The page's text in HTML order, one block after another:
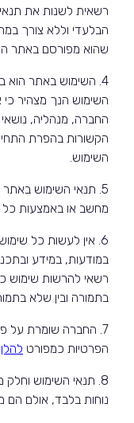
רשאית לשנות את
הבלעדי וללא צורך
שהוא מפורסם באתר
4. השימוש באתר
השימוש הנך מצהיר
החברה, מנהליה,
הקשורות בהפרת
השימוש.
5. תנאי השימוש
מחשב או באמצעות
6. אין לעשות כל
במודעות, במידע
רשאי להרשות שימוש
בתמורה ובין שלא
7. החברה שומרת על
הפרטיות כמפורט להלן
8. תנאי השימוש
נוחות בלבד, אולם הם